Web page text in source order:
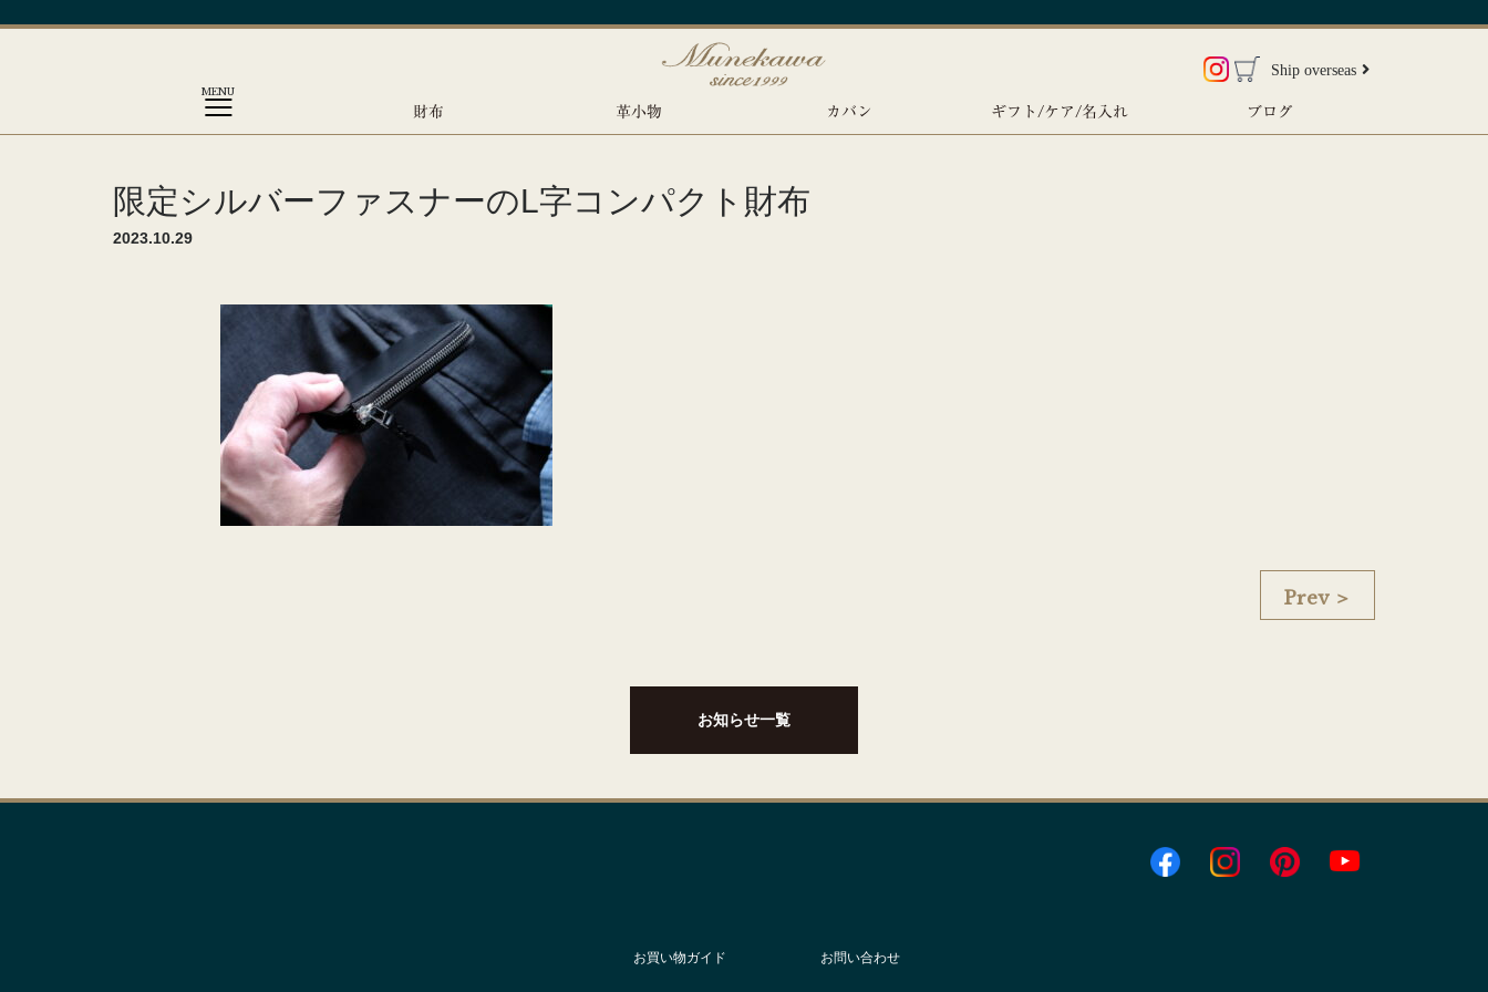
Ship overseas
MENU
財布 革小物 カバン ギフト/ケア/名入れ ブログ
限定シルバーファスナーのL字コンパクト財布
2023.10.29
Prev ＞
お知らせ一覧
お買い物ガイド お問い合わせ